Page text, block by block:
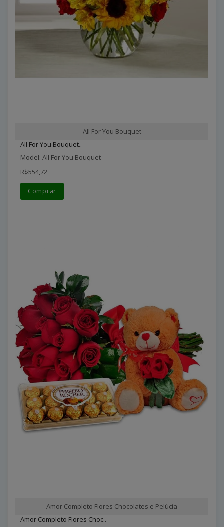
All For You Bouquet
All For You Bouquet..
Model: All For You Bouquet
R$554,72
Comprar
Amor Completo Flores Chocolates e Pelúcia
Amor Completo Flores Choc..